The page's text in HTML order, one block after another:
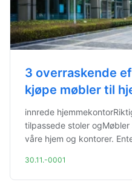
3 overraskende
kjøpe møbler til
innrede
tilpassede stoler ogMøbler
våre hjem og kontorer.
30.11.-0001